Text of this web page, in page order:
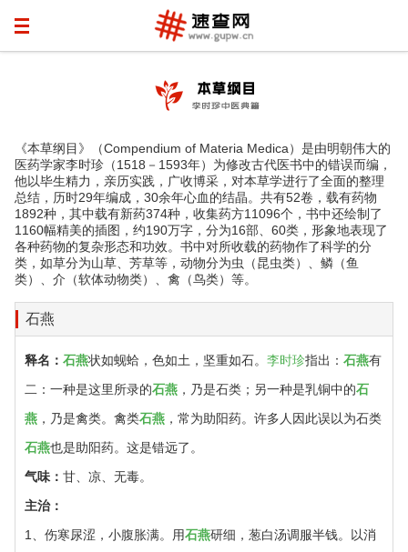
《本草纲目》（Compendium of Materia Medica）是由明朝伟大的
医药学家李时珍（1518－1593年）为修改古代医书中的错误而编，
他以毕生精力，亲历实践，广收博采，对本草学进行了全面的整理
总结，历时29年编成，30余年心血的结晶。共有52卷，载有药物
1892种，其中载有新药374种，收集药方11096个，书中还绘制了
1160幅精美的插图，约190万字，分为16部、60类，形象地表现了
各种药物的复杂形态和功效。书中对所收载的药物作了科学的分
类，如草分为山草、芳草等，动物分为虫（昆虫类）、鳞（鱼
类）、介（软体动物类）、禽（鸟类）等。
石燕
释名： 石燕状如蚬蛤，色如土，坚重如石。 李时珍指出： 石燕有
二：一种是这里所录的石燕 ，乃是石类；另一种是乳铜中的石
燕 ，乃是禽类。禽类石燕 ，常为助阳药。许多人因此误以为石类
石燕也是助阳药。这是错远了。
气味： 甘、凉、无毒。
主治：
1、伤寒尿涩，小腹胀满。用石燕研细，葱白汤调服半钱。以消